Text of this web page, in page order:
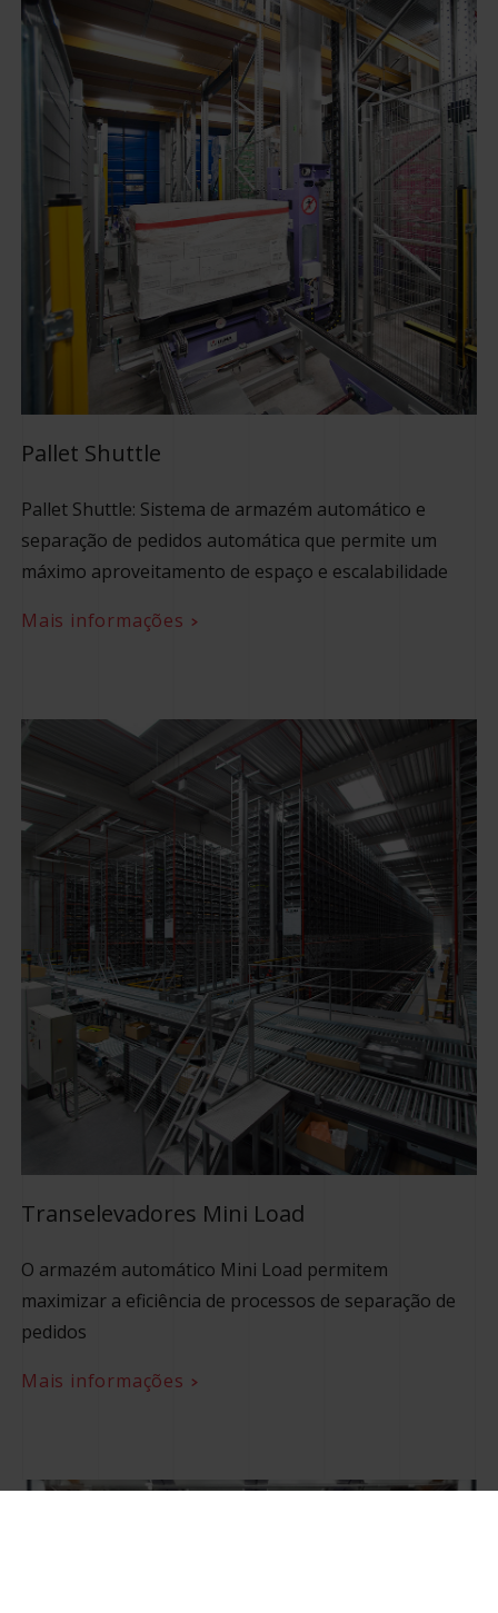
Pallet Shuttle
Pallet Shuttle: Sistema de armazém automático e
separação de pedidos automática que permite um
máximo aproveitamento de espaço e escalabilidade
Mais informações
Transelevadores Mini Load
O armazém automático Mini Load permitem
maximizar a eficiência de processos de separação de
pedidos
Mais informações